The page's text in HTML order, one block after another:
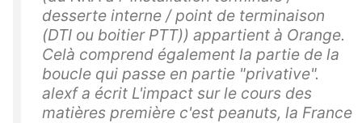
desserte interne / point de terminaison
(DTI ou boitier PTT)) appartient à Orange.
Celà comprend également la partie de la
boucle qui passe en partie "privative".
alexf a écrit L'impact sur le cours des
matières première c'est peanuts, la France